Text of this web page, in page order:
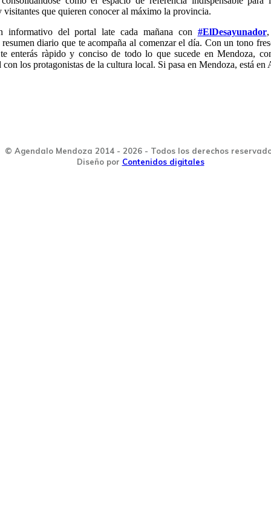
visitantes que quieren conocer al máximo la provincia.
informativo del portal late cada mañana con #ElDesayunador,
diario que te acompaña al comenzar el día. Con un tono
enterás ràpido y conciso de todo lo que sucede en Mendoza,
con los protagonistas de la cultura local. Si pasa en Mendoza, está en
© Agendalo Mendoza 2014 - 2026 - Todos los derechos
Diseño por Contenidos digitales